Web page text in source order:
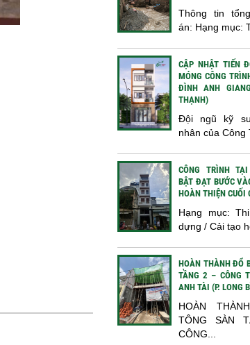
Thông tin
án: Hạng mục:
CẬP NHẬT TIẾN
MÓNG CÔNG
ĐÌNH ANH
THẠNH)
Đội ngũ kỹ
nhân của Công
CÔNG TRÌNH
BẬT ĐẠT BƯỚC
HOÀN THIỆN CUỐI
Hạng mục:
dựng / Cải tạo
HOÀN THÀNH ĐỔ
TẦNG 2 – CÔNG
ANH TÀI (P. LONG
HOÀN
TÔNG SÀN
CÔNG...